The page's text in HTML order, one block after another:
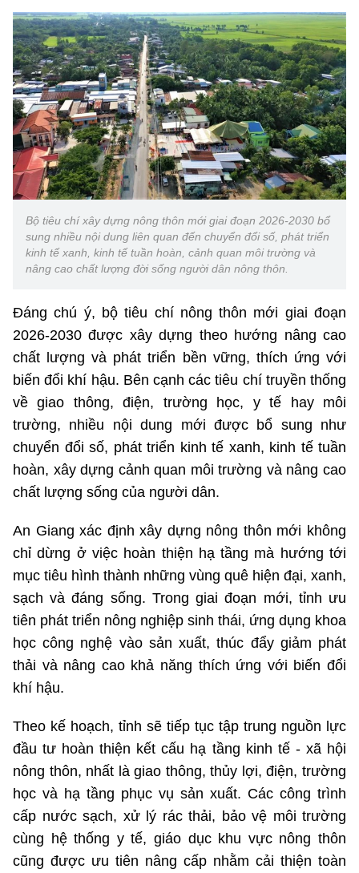
Sơ đồ trang web
Liên kết
Cơ quan chủ quản:
BỘ THÔNG TIN VÀ TRUYỀN THÔNG (MIC)
Giấy phép thiết lập Trang thông tin điện tử số 18/GP-TTĐT do
Cục Phát thanh, truyền hình và thông tin điện tử cấp ngày
15/03/2016.
Chịu trách nhiệm chính: Ông Đỗ Công Anh - Giám đốc Trung tâm
Thông tin - Bộ Thông tin và Truyền thông.
Bản quyền thuộc Trung tâm Thông tin.
(Ghi rõ nguồn "http://mic.gov.vn" khi phát hành lại thông tin từ
Bộ tiêu chí xây dựng nông thôn mới giai đoạn 2026-2030 bổ
sung nhiều nội dung liên quan đến chuyển đổi số, phát triển
kinh tế xanh, kinh tế tuần hoàn, cảnh quan môi trường và
nâng cao chất lượng đời sống người dân nông thôn.
Đáng chú ý, bộ tiêu chí nông thôn mới giai đoạn
2026-2030 được xây dựng theo hướng nâng cao
chất lượng và phát triển bền vững, thích ứng với
biến đổi khí hậu. Bên cạnh các tiêu chí truyền thống
về giao thông, điện, trường học, y tế hay môi
trường, nhiều nội dung mới được bổ sung như
chuyển đổi số, phát triển kinh tế xanh, kinh tế tuần
hoàn, xây dựng cảnh quan môi trường và nâng cao
chất lượng sống của người dân.
An Giang xác định xây dựng nông thôn mới không
chỉ dừng ở việc hoàn thiện hạ tầng mà hướng tới
mục tiêu hình thành những vùng quê hiện đại, xanh,
sạch và đáng sống. Trong giai đoạn mới, tỉnh ưu
tiên phát triển nông nghiệp sinh thái, ứng dụng khoa
học công nghệ vào sản xuất, thúc đẩy giảm phát
thải và nâng cao khả năng thích ứng với biến đổi
khí hậu.
Theo kế hoạch, tỉnh sẽ tiếp tục tập trung nguồn lực
đầu tư hoàn thiện kết cấu hạ tầng kinh tế - xã hội
nông thôn, nhất là giao thông, thủy lợi, điện, trường
học và hạ tầng phục vụ sản xuất. Các công trình
cấp nước sạch, xử lý rác thải, bảo vệ môi trường
cùng hệ thống y tế, giáo dục khu vực nông thôn
cũng được ưu tiên nâng cấp nhằm cải thiện toàn